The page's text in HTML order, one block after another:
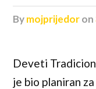
bymojprijedoron
Deveti
je bio planiran